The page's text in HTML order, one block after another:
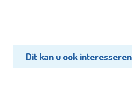
Dit kan u ook interesseren